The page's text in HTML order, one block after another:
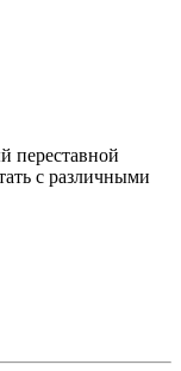
переставной
с различными